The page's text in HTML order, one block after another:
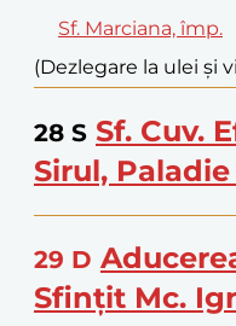
Sf. Marciana, împ.
(Dezlegare la ulei și
28 S Sf. Cuv.
Sirul,
29 D
Sfințit Mc.